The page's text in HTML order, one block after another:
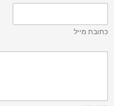
כתובת מייל